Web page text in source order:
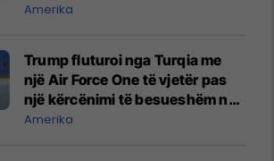
amerikane
Amerika
Trump fluturoi nga Turqia me
një Air Force One të vjetër pas
një kërcënimi të besueshëm nga
Irani dhe ‘proksit’ e tij
Amerika